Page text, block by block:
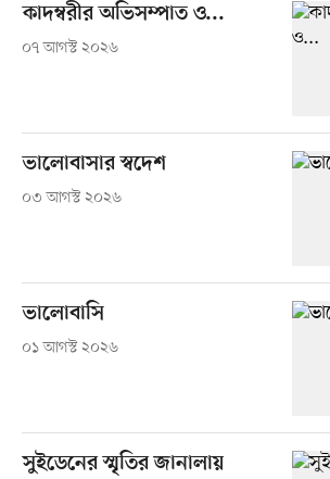
কাদম্বরীর অভিসম্পাত ও...
০৭ আগস্ট ২০২৬
ভালোবাসার স্বদেশ
০৩ আগস্ট ২০২৬
ভালোবাসি
০১ আগস্ট ২০২৬
সুইডেনের স্মৃতির জানালায়